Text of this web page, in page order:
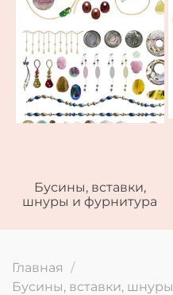
Бусины, вставки,
шнуры и фурнитура
Главная
Бусины, вставки,